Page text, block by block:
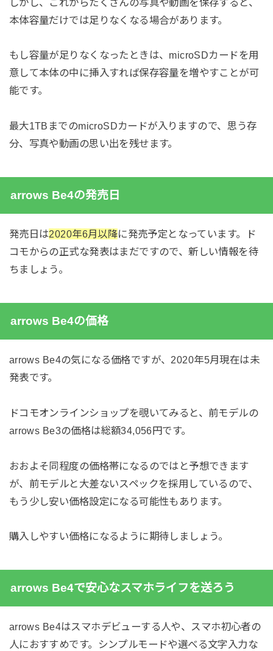
本体容量だけでは足りなくなる場合があります。
もし容量が足りなくなったときは、microSDカードを用
意して本体の中に挿入すれば保存容量を増やすことが可
能です。
最大1TBまでのmicroSDカードが入りますので、思う存
分、写真や動画の思い出を残せます。
arrows Be4の発売日
発売日は2020年6月以降に発売予定となっています。ド
コモからの正式な発表はまだですので、新しい情報を待
ちましょう。
arrows Be4の価格
arrows Be4の気になる価格ですが、2020年5月現在は未
発表です。
ドコモオンラインショップを覗いてみると、前モデルの
arrows Be3の価格は総額34,056円です。
おおよそ同程度の価格帯になるのではと予想できます
が、前モデルと大差ないスペックを採用しているので、
もう少し安い価格設定になる可能性もあります。
購入しやすい価格になるように期待しましょう。
arrows Be4で安心なスマホライフを送ろう
arrows Be4はスマホデビューする人や、スマホ初心者の
人におすすめです。シンプルモードや選べる文字入力な